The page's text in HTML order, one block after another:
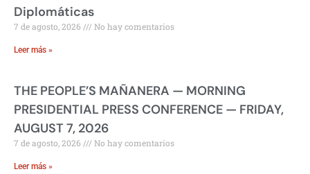
Diplomáticas
7 de agosto, 2026 No hay comentarios
Leer más »
THE PEOPLE’S MAÑANERA — MORNING
PRESIDENTIAL PRESS CONFERENCE — FRIDAY,
AUGUST 7, 2026
7 de agosto, 2026 No hay comentarios
Leer más »